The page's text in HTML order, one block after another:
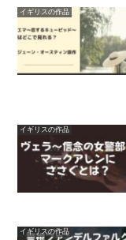
イギリスの作品
イギリスの作品
イギリスの作品